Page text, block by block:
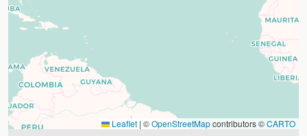
Leaflet | ©OpenStreetMapcontributors ©CARTO